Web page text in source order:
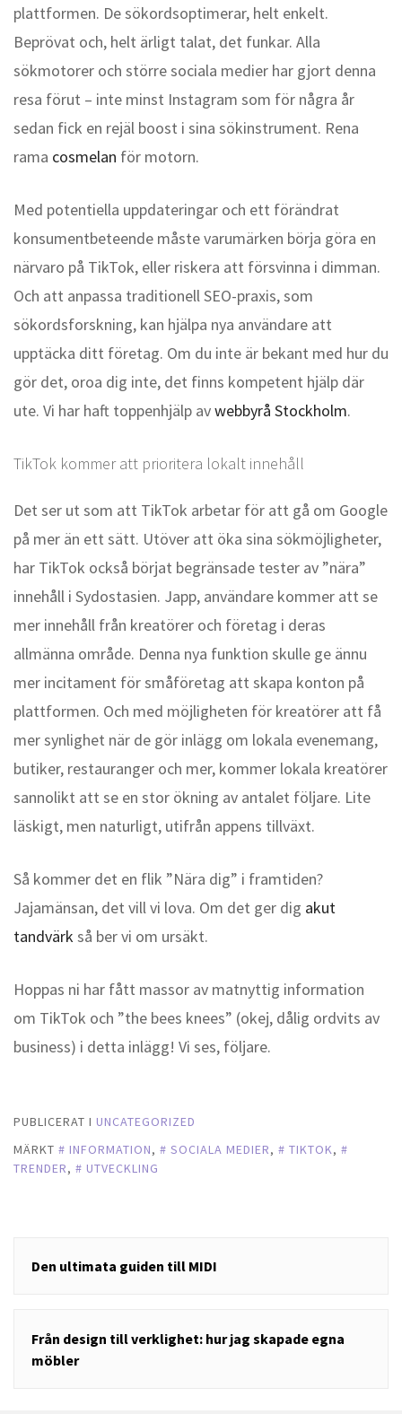
plattformen. De sökordsoptimerar, helt enkelt.
Beprövat och, helt ärligt talat, det funkar. Alla
sökmotorer och större sociala medier har gjort denna
resa förut – inte minst Instagram som för några år
sedan fick en rejäl boost i sina sökinstrument. Rena
rama cosmelan för motorn.
Med potentiella uppdateringar och ett förändrat
konsumentbeteende måste varumärken börja göra en
närvaro på TikTok, eller riskera att försvinna i dimman.
Och att anpassa traditionell SEO-praxis, som
sökordsforskning, kan hjälpa nya användare att
upptäcka ditt företag. Om du inte är bekant med hur du
gör det, oroa dig inte, det finns kompetent hjälp där
ute. Vi har haft toppenhjälp avwebbyrå Stockholm.
TikTok kommer att prioritera lokalt innehåll
Det ser ut som att TikTok arbetar för att gå om Google
på mer än ett sätt. Utöver att öka sina sökmöjligheter,
har TikTok också börjat begränsade tester av ”nära”
innehåll i Sydostasien. Japp, användare kommer att se
mer innehåll från kreatörer och företag i deras
allmänna område. Denna nya funktion skulle ge ännu
mer incitament för småföretag att skapa konton på
plattformen. Och med möjligheten för kreatörer att få
mer synlighet när de gör inlägg om lokala evenemang,
butiker, restauranger och mer, kommer lokala kreatörer
sannolikt att se en stor ökning av antalet följare. Lite
läskigt, men naturligt, utifrån appens tillväxt.
Så kommer det en flik ”Nära dig” i framtiden?
Jajamänsan, det vill vi lova. Om det ger dig akut
tandvärk så ber vi om ursäkt.
Hoppas ni har fått massor av matnyttig information
om TikTok och ”the bees knees” (okej, dålig ordvits av
business) i detta inlägg! Vi ses, följare.
PUBLICERAT I UNCATEGORIZED
MÄRKT
INFORMATION, SOCIALA MEDIER, TIKTOK,
TRENDER, UTVECKLING
Den ultimata guiden till MIDI
Från design till verklighet: hur jag skapade egna
möbler